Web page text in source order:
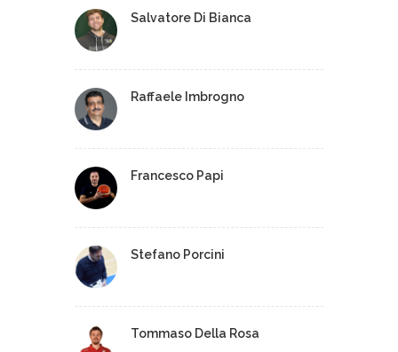
Salvatore Di Bianca
Raffaele Imbrogno
Francesco Papi
Stefano Porcini
Tommaso Della Rosa